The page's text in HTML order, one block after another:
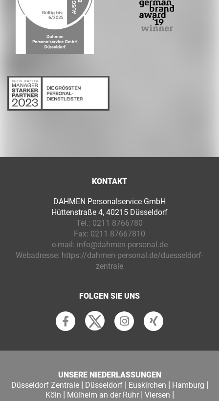
KONTAKT
DAHMEN Personalservice GmbH
Hüttenstraße 4, 40215 Düsseldorf
Tel.: 0211 8766780
Fax: 0211 87667810
e-mail: info@dahmen-personal.de
Webadresse: https://dahmen-personal.de/duesseldorf-
zentrale
FOLGEN SIE UNS
UNSERE NIEDERLASSUNGEN
Düsseldorf Zentrale| Düsseldorf| Euskirchen | Hamburg |
Köln | Mülheim an der Ruhr| Viersen |